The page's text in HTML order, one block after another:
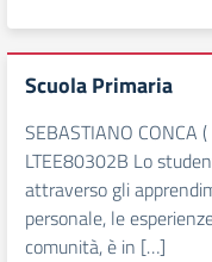
Scuola Primaria
SEBASTIANO CONCA
LTEE80302B Lo
attraverso gli
personale, le
comunità, è in […]